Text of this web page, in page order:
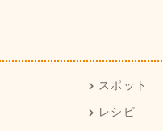
スポット
レシピ